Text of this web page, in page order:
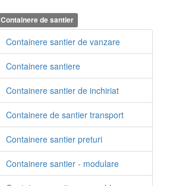
Containere de santier
Containere santier de vanzare
Containere santiere
Containere santier de inchiriat
Containere de santier transport
Containere santier preturi
Containere santier - modulare